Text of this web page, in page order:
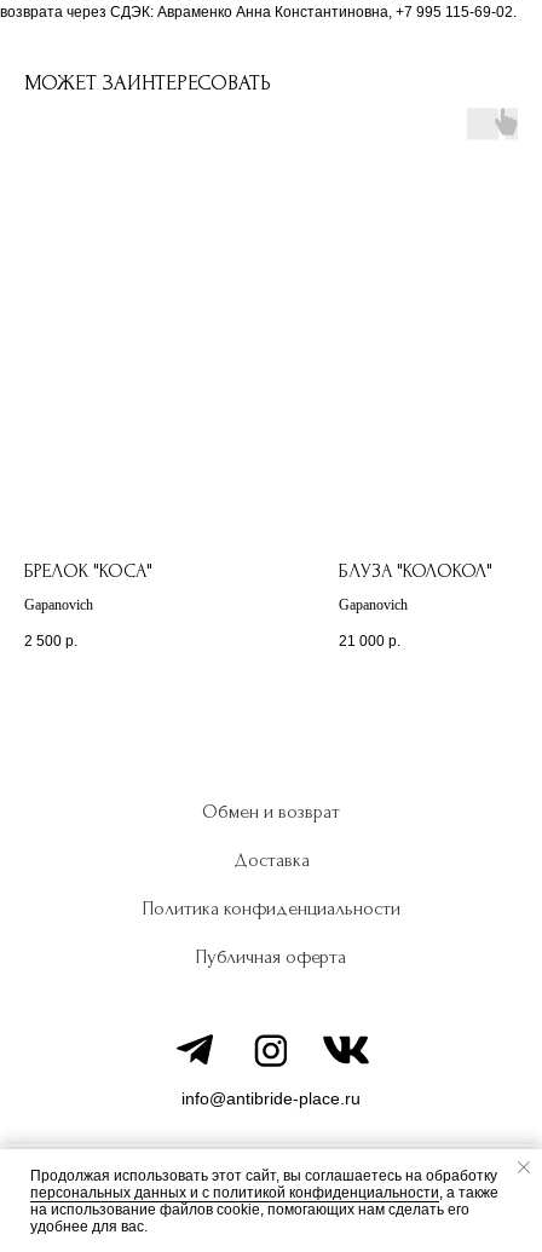
ДОБАВИТЬ В КОРЗИНУ
возврата через СДЭК: Авраменко Анна Константиновна, +7 995 115-69-02.
МОЖЕТ ЗАИНТЕРЕСОВАТЬ
БРЕЛОК "КОСА"
Gapanovich
2 500 р.
БЛУЗА "КОЛОКОЛ"
Gapanovich
21 000 р.
Обмен и возврат
Доставка
Политика конфиденциальности
Публичная оферта
© All Rights Reserved. Anti Bride
info@antibride-place.ru
Продолжая использовать этот сайт, вы соглашаетесь на обработку
персональных данных и c политикой конфиденциальности, а также
на использование файлов cookie, помогающих нам сделать его
удобнее для вас.